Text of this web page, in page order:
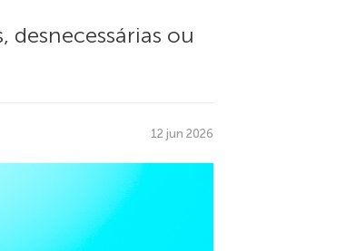
desnecessárias ou
12 jun 2026